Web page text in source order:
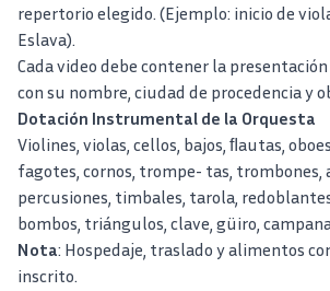
repertorio elegido. (Ejemplo: inicio de
Eslava).
Cada video debe contener la
con su nombre, ciudad de procedencia y
Dotación Instrumental de la Orquesta
Violines, violas, cellos, bajos, ﬂautas,
fagotes, cornos, trompe- tas, trombones,
percusiones, timbales, tarola,
bombos, triángulos, clave, güiro,
Nota: Hospedaje, traslado y alimentos
inscrito.